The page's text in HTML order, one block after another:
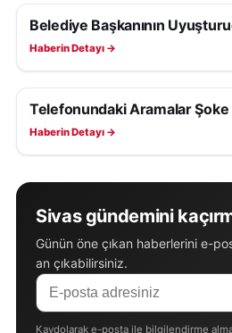
ASAYIŞ
Belediye Başkanının
Haberin Detayı →
ASAYIŞ
Telefonundaki Aramalar Şoke
Haberin Detayı →
Sivas gündemini
Günün öne çıkan haberlerini e-
an çıkabilirsiniz.
Kaydolarak e-posta ile bilgilendirme